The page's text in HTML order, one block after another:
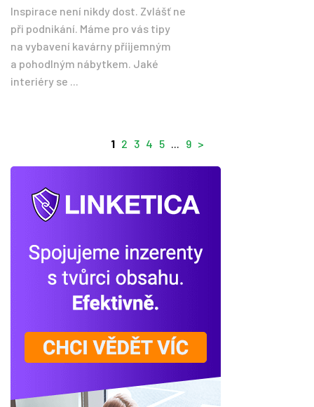
Inspirace není nikdy dost. Zvlášť ne
při podnikání. Máme pro vás tipy
na vybavení kavárny příijemným
a pohodlným nábytkem. Jaké
interiéry se ...
1 2 3 4 5 ... 9 >